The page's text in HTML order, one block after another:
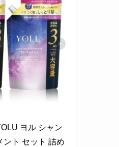
ヨル シャン
ント セット 詰め